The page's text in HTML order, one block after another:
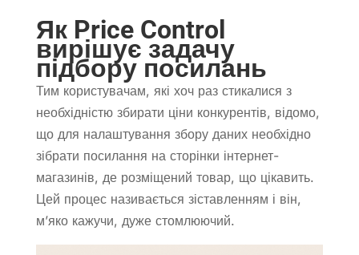
Як Price Control
вирішує задачу
підбору посилань
Тим користувачам, які хоч раз стикалися з
необхідністю збирати ціни конкурентів, відомо,
що для налаштування збору даних необхідно
зібрати посилання на сторінки інтернет-
магазинів, де розміщений товар, що цікавить.
Цей процес називається зіставленням і він,
м’яко кажучи, дуже стомлюючий.